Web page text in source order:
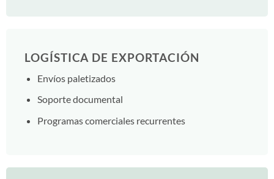
LOGÍSTICA DE EXPORTACIÓN
Envíos paletizados
Soporte documental
Programas comerciales recurrentes